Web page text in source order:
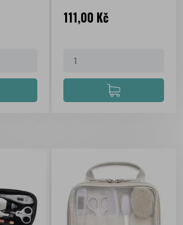
Cena
111,00 Kč